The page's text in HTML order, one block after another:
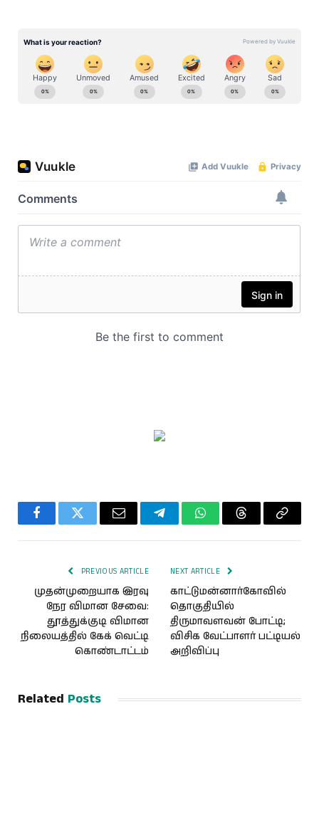
FacebookTwitter Email TelegramWhatsAppThreadsCopy
PREVIOUS ARTICLE
முதன்முறையாக இரவு
நேர விமான சேவை:
தூத்துக்குடி விமான
நிலையத்தில் கேக் வெட்டி
கொண்டாட்டம்
NEXT ARTICLE
காட்டுமன்னார்கோவில்
தொகுதியில்
திருமாவளவன் போட்டி;
விசிக வேட்பாளர் பட்டியல்
அறிவிப்பு
Related Posts